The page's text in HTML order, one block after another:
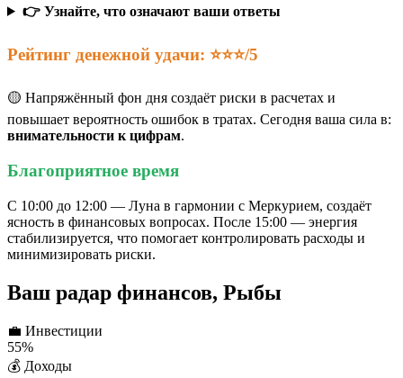
👉 Узнайте, что означают ваши ответы
Рейтинг денежной удачи: ⭐⭐⭐/5
🟡 Напряжённый фон дня создаёт риски в расчетах и
повышает вероятность ошибок в тратах. Сегодня ваша сила в:
внимательности к цифрам.
Благоприятное время
С 10:00 до 12:00 — Луна в гармонии с Меркурием, создаёт
ясность в финансовых вопросах. После 15:00 — энергия
стабилизируется, что помогает контролировать расходы и
минимизировать риски.
Ваш радар финансов, Рыбы
💼 Инвестиции
55%
💰 Доходы